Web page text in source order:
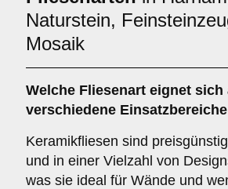
Naturstein,
Mosaik
Welche Fliesenart eignet sich
verschiedene
Keramikfliesen sind
und in einer Vielzahl von
was sie ideal für Wände und